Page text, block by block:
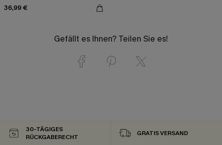
36,99 €
Gefällt es Ihnen? Teilen Sie es!
30-TÄGIGES
RÜCKGABERECHT
GRATIS VERSAND